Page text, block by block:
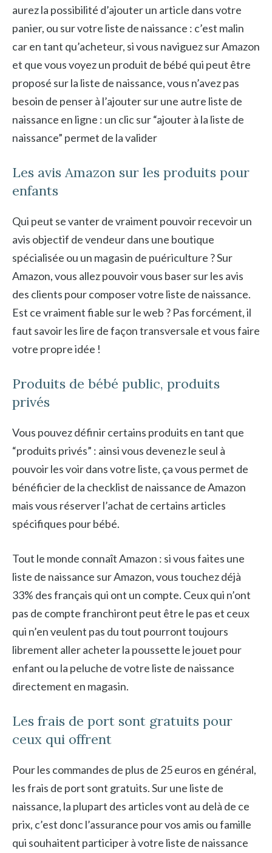
aurez la possibilité d’ajouter un article dans votre
panier, ou sur votre liste de naissance : c’est malin
car en tant qu’acheteur, si vous naviguez sur Amazon
et que vous voyez un produit de bébé qui peut être
proposé sur la liste de naissance, vous n’avez pas
besoin de penser à l’ajouter sur une autre liste de
naissance en ligne : un clic sur “ajouter à la liste de
naissance” permet de la valider
Les avis Amazon sur les produits pour
enfants
Qui peut se vanter de vraiment pouvoir recevoir un
avis objectif de vendeur dans une boutique
spécialisée ou un magasin de puériculture ? Sur
Amazon, vous allez pouvoir vous baser sur les avis
des clients pour composer votre liste de naissance.
Est ce vraiment fiable sur le web ? Pas forcément, il
faut savoir les lire de façon transversale et vous faire
votre propre idée !
Produits de bébé public, produits
privés
Vous pouvez définir certains produits en tant que
“produits privés” : ainsi vous devenez le seul à
pouvoir les voir dans votre liste, ça vous permet de
bénéficier de la checklist de naissance de Amazon
mais vous réserver l’achat de certains articles
spécifiques pour bébé.
Tout le monde connaît Amazon : si vous faites une
liste de naissance sur Amazon, vous touchez déjà
33% des français qui ont un compte. Ceux qui n’ont
pas de compte franchiront peut être le pas et ceux
qui n’en veulent pas du tout pourront toujours
librement aller acheter la poussette le jouet pour
enfant ou la peluche de votre liste de naissance
directement en magasin.
Les frais de port sont gratuits pour
ceux qui offrent
Pour les commandes de plus de 25 euros en général,
les frais de port sont gratuits. Sur une liste de
naissance, la plupart des articles vont au delà de ce
prix, c’est donc l’assurance pour vos amis ou famille
qui souhaitent participer à votre liste de naissance